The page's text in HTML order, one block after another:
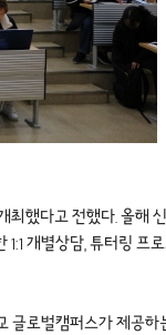
했다고 전했다. 올해
개별상담, 튜터링 프
로벌캠퍼스가 제공